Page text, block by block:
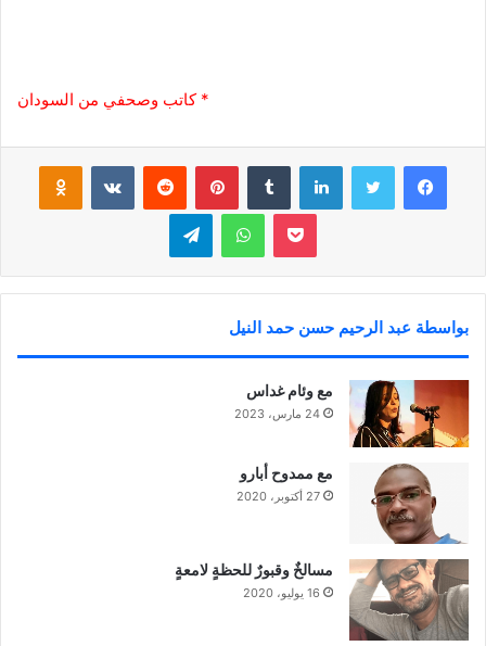
* كاتب وصحفي من السودان
فيسبوك لينكدإن بينتيريست
بوكيت واتساب تيلقرام
بواسطة عبد الرحيم حسن حمد النيل
مع وئام غداس
24 مارس، 2023
مع ممدوح أبارو
27 أكتوبر، 2020
مسالخٌ وقبورٌ للحظةٍ لامعةٍ
16 يوليو، 2020